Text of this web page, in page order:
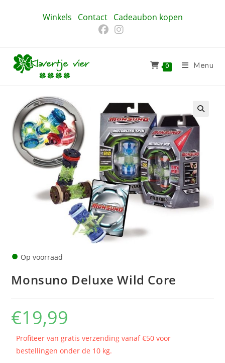
Winkels Contact Cadeaubon kopen
0 Menu
🔍
● Op voorraad
Monsuno Deluxe Wild Core
€19,99
Profiteer van gratis verzending vanaf €50 voor
bestellingen onder de 10 kg.